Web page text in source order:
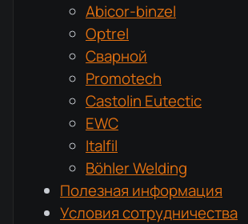
Abicor-binzel
Optrel
Сварной
Promotech
Castolin Eutectic
EWC
Italfil
Böhler Welding
Полезная информация
Условия сотрудничества